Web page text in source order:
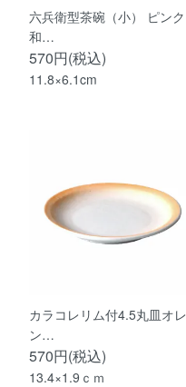
六兵衛型茶碗（小） ピンク
和…
570円(税込)
11.8×6.1cm
カラコレリム付4.5丸皿オレ
ン…
570円(税込)
13.4×1.9ｃｍ